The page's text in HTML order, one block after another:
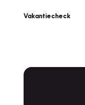
Vakantiecheck